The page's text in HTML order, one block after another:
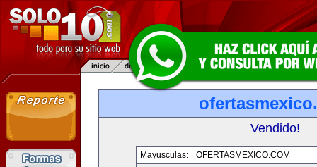
Vendido!
Mayusculas:
OFERTASMEXICO.COM